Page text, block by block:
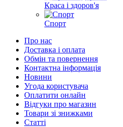
Краса і здоров'я
Спорт
Про нас
Доставка і оплата
Обмін та повернення
Контактна інформація
Новини
Угода користувача
Оплатити онлайн
Відгуки про магазин
Товари зі знижками
Статті